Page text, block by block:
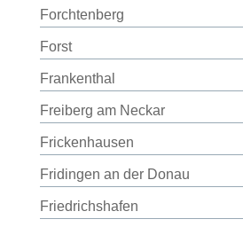
Forchtenberg
Forst
Frankenthal
Freiberg am Neckar
Frickenhausen
Fridingen an der Donau
Friedrichshafen